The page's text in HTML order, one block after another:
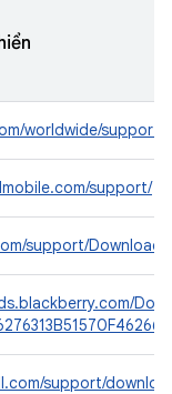
worldwide/support/
support/
support/
support/